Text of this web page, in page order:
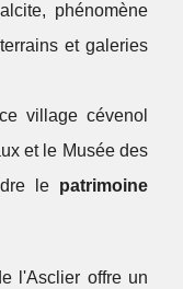
phénomène
et galeries
village cévenol
et le Musée des
le patrimoine
l'Asclier offre un